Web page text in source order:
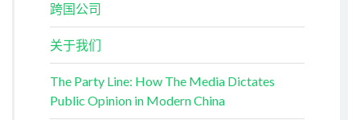
跨国公司
关于我们
The Party Line: How The Media Dictates
Public Opinion in Modern China